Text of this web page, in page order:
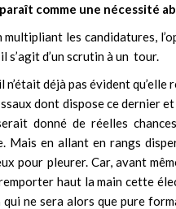
comme une nécessité
multipliant les candidatures,
s’agit d’un scrutin à un tour.
n’était déjà pas évident
dont dispose ce dernier
donné de réelles
Mais en allant en rangs
pour pleurer. Car, avant
haut la main cette
qui ne sera alors que pure